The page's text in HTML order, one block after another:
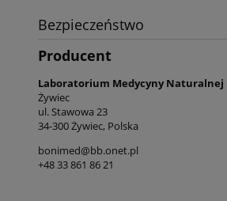
Bezpieczeństwo
Producent
Laboratorium Medycyny Naturalnej
Żywiec
ul. Stawowa 23
34-300 Żywiec, Polska
bonimed@bb.onet.pl
+48 33 861 86 21